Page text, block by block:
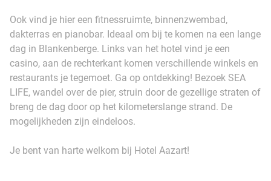
Ook vind je hier een fitnessruimte, binnenzwembad,
dakterras en pianobar. Ideaal om bij te komen na een lange
dag in Blankenberge. Links van het hotel vind je een
casino, aan de rechterkant komen verschillende winkels en
restaurants je tegemoet. Ga op ontdekking! Bezoek SEA
LIFE, wandel over de pier, struin door de gezellige straten of
breng de dag door op het kilometerslange strand. De
mogelijkheden zijn eindeloos.
Je bent van harte welkom bij Hotel Aazart!